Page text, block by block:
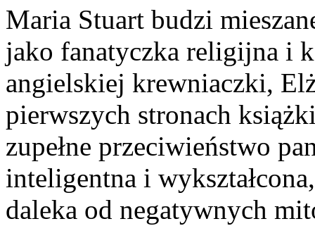
Maria Stuart budzi
jako fanatyczka religijna i
angielskiej krewniaczki,
pierwszych stronach
zupełne przeciwieństwo
inteligentna i
daleka od negatywnych